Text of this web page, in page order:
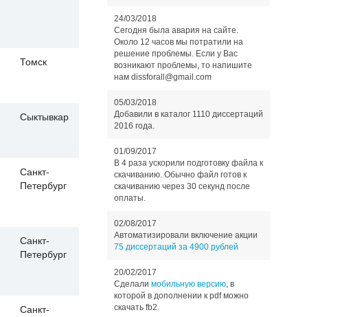
Томск
Сыктывкар
Санкт-
Петербург
Санкт-
Петербург
Санкт-
24/03/2018
Сегодня была авария на сайте.
Около 12 часов мы потратили на
решение проблемы. Если у Вас
возникают проблемы, то напишите
нам dissforall@gmail.com
05/03/2018
Добавили в каталог 1110 диссертаций
2016 года.
01/09/2017
В 4 раза ускорили подготовку файла к
скачиванию. Обычно файл готов к
скачиванию через 30 секунд после
оплаты.
02/08/2017
Автоматизировали включение акции
75 диссертаций за 4900 рублей
20/02/2017
Сделали мобильную версию, в
которой в дополнении к pdf можно
скачать fb2.